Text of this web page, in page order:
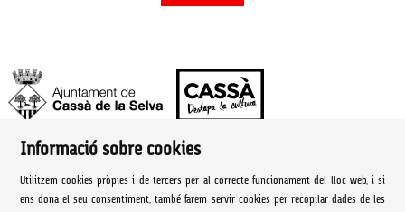
Ajuntament de Cassà de la Selva | Àrea de cultura
Rambla Onze de Setembre, 107
Informació sobre cookies
Utilitzem cookies pròpies i de tercers per al correcte funcionament del lloc web, i si
ens dona el seu consentiment, també farem servir cookies per recopilar dades de les